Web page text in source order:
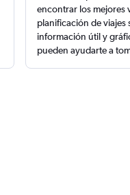
encontrar los mejores
planificación de
información útil y
pueden ayudarte a